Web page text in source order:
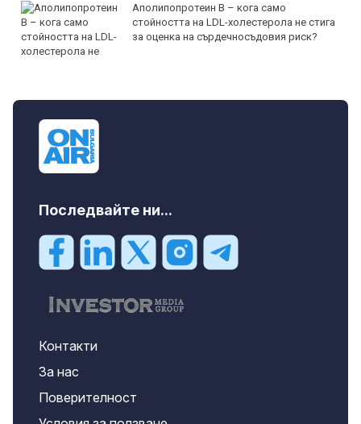
Аполипопротеин B – кога само
стойността на LDL-холестерола не стига
за оценка на сърдечносъдовия риск?
Последвайте ни...
Контакти
За нас
Поверителност